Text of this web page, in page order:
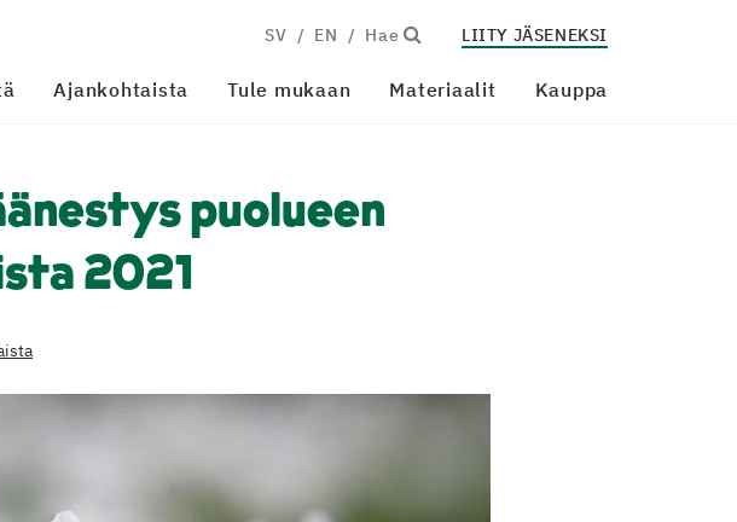
SV EN Hae LIITY JÄSENEKSI
Ajankohtaista Tule mukaan Materiaalit Kauppa
puolueen
2021